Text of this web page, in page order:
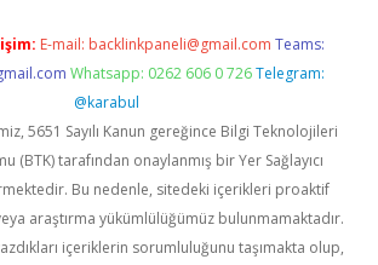
E-mail: backlinkpaneli@gmail.com Teams:
Whatsapp: 0262 606 0 726 Telegram:
@karabul
5651 Sayılı Kanun gereğince Bilgi Teknolojileri
(BTK) tarafından onaylanmış bir Yer Sağlayıcı
Bu nedenle, sitedeki içerikleri proaktif
araştırma yükümlülüğümüz bulunmamaktadır.
içeriklerin sorumluluğunu taşımakta olup,